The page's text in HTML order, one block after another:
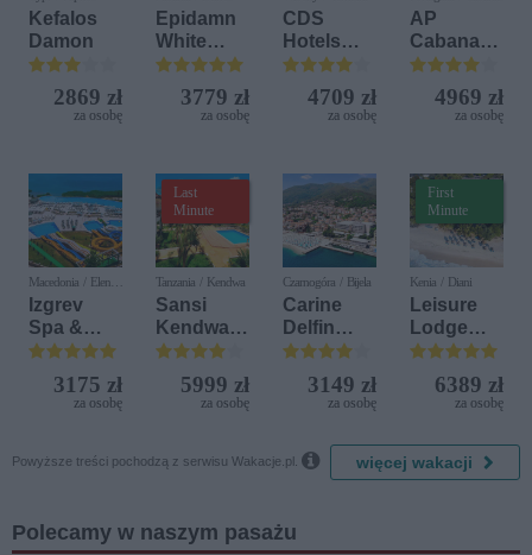
Kefalos
Damon
2869 zł
za osobę
Epidamn
White
Sensation
3779 zł
za osobę
CDS
Hotels
Terrasini
(ex. Citta
del Mare)
4709 zł
za osobę
AP
Cabanas
Beach &
Nature
4969 zł
za osobę
Macedonia / Elen
Kamen
Izgrev
Spa &
Aquapark
3175 zł
za osobę
Last
Minute
Tanzania / Kendwa
Sansi
Kendwa
Beach
Resort
5999 zł
za osobę
Czarnogóra / Bijela
Carine
Delfin
Bijela (ex.
Iberostar
Bijela
3149 zł
za osobę
First
Minute
Kenia / Diani
Leisure
Lodge
Beach &
Golf
Resort by
Diamonds
6389 zł
za osobę
Powyższe treści pochodzą z serwisu Wakacje.pl.  więcej wakacji
Polecamy w naszym pasażu